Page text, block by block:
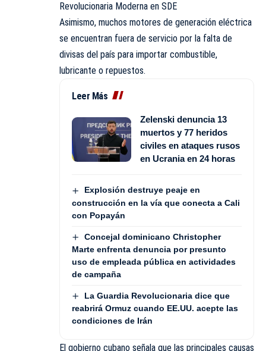
Revolucionaria Moderna en SDE
Asimismo, muchos motores de generación eléctrica
se encuentran fuera de servicio por la falta de
divisas del país para importar combustible,
lubricante o repuestos.
Leer Más
Zelenski denuncia 13
muertos y 77 heridos
civiles en ataques rusos
en Ucrania en 24 horas
Explosión destruye peaje en
construcción en la vía que conecta a Cali
con Popayán
Concejal dominicano Christopher
Marte enfrenta denuncia por presunto
uso de empleada pública en actividades
de campaña
La Guardia Revolucionaria dice que
reabrirá Ormuz cuando EE.UU. acepte las
condiciones de Irán
El gobierno cubano señala que las principales causas